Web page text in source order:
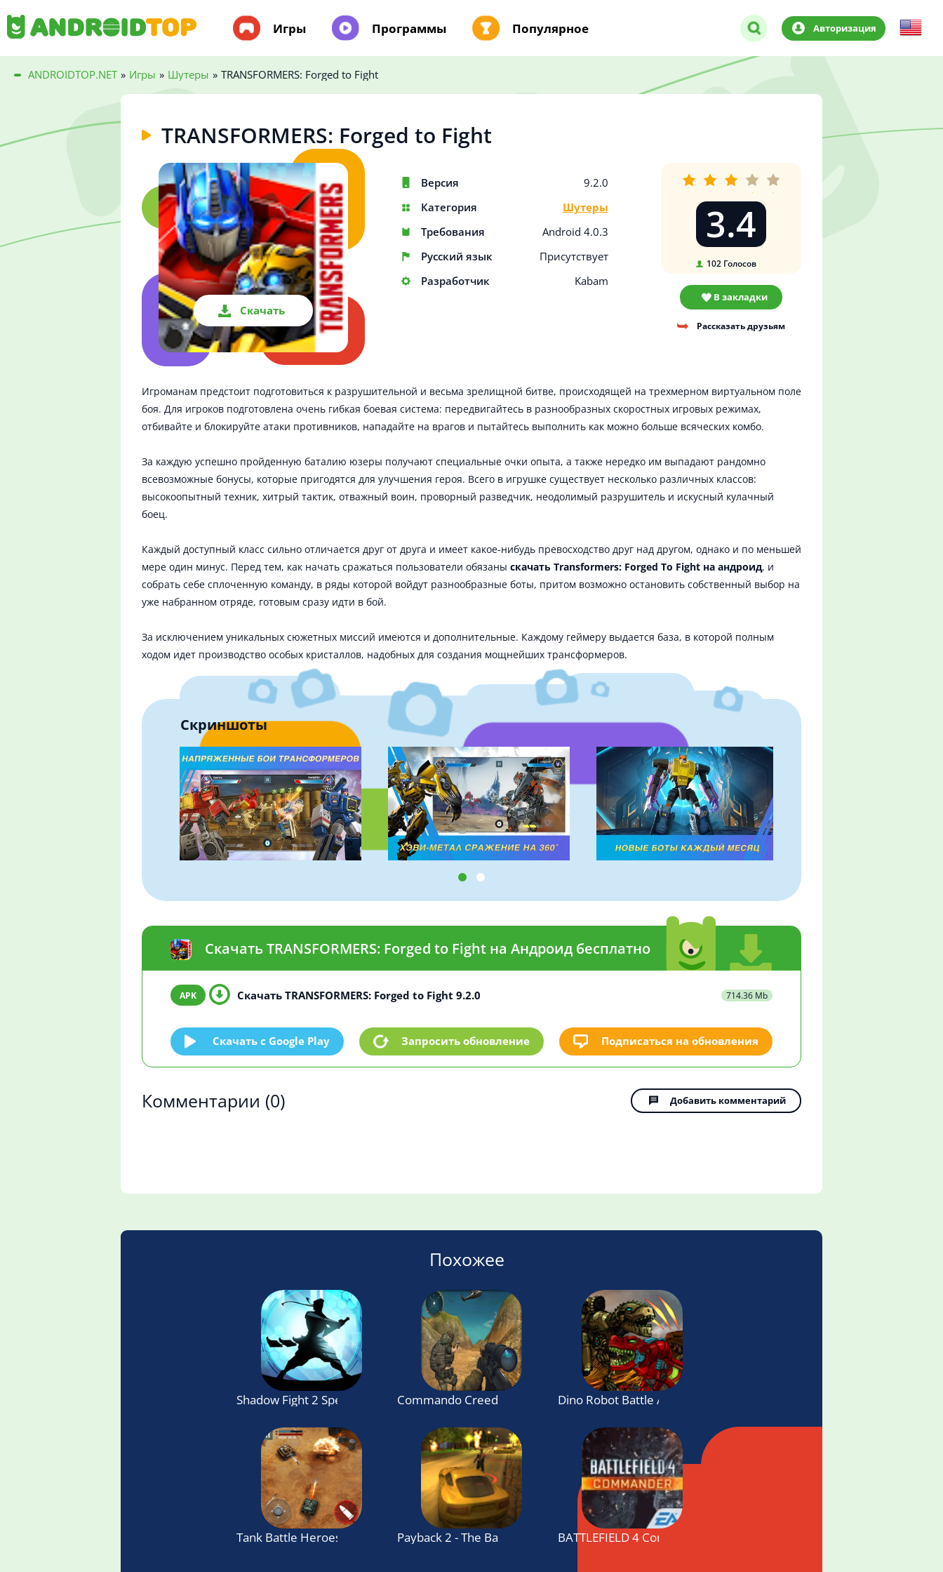
Игры Программы Популярное Авторизация
ANDROIDTOP.NET » Игры » Шутеры » TRANSFORMERS: Forged to Fight
TRANSFORMERS: Forged to Fight
Скачать
Версия
9.2.0
Категория
Шутеры
Требования
Android 4.0.3
Русский язык
Присутствует
Разработчик
Kabam
3.4
102Голосов
В закладки
Рассказать друзьям
Игроманам предстоит подготовиться к разрушительной и весьма зрелищной битве, происходящей на трехмерном виртуальном поле
боя. Для игроков подготовлена очень гибкая боевая система: передвигайтесь в разнообразных скоростных игровых режимах,
отбивайте и блокируйте атаки противников, нападайте на врагов и пытайтесь выполнить как можно больше всяческих комбо.
За каждую успешно пройденную баталию юзеры получают специальные очки опыта, а также нередко им выпадают рандомно
всевозможные бонусы, которые пригодятся для улучшения героя. Всего в игрушке существует несколько различных классов:
высокоопытный техник, хитрый тактик, отважный воин, проворный разведчик, неодолимый разрушитель и искусный кулачный
боец.
Каждый доступный класс сильно отличается друг от друга и имеет какое-нибудь превосходство друг над другом, однако и по меньшей
мере один минус. Перед тем, как начать сражаться пользователи обязаны скачать Transformers: Forged To Fight на андроид, и
собрать себе сплоченную команду, в ряды которой войдут разнообразные боты, притом возможно остановить собственный выбор на
уже набранном отряде, готовым сразу идти в бой.
За исключением уникальных сюжетных миссий имеются и дополнительные. Каждому геймеру выдается база, в которой полным
ходом идет производство особых кристаллов, надобных для создания мощнейших трансформеров.
Скриншоты
Скачать TRANSFORMERS: Forged to Fight на Андроид бесплатно
Скачать TRANSFORMERS: Forged to Fight 9.2.0 714.36 Mb
Скачать c Google Play Запросить обновление Подписаться на обновления
Комментарии (0) Добавить комментарий
Похожее
Shadow Fight 2 Special EditionCommando Creed: Battlefield SurvivalDino Robot Battle Arena : Dinosaur game
Tank Battle Heroes Payback 2 - The Battle SandboxBATTLEFIELD 4 Commander